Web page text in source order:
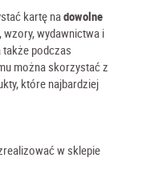
kartę nadowolne
wzory, wydawnictwa i
także podczas
można skorzystać z
które najbardziej
w sklepie